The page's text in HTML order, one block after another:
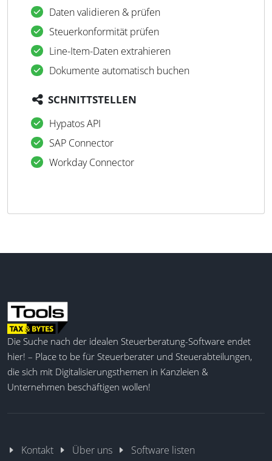
Daten validieren & prüfen
Steuerkonformität prüfen
Line-Item-Daten extrahieren
Dokumente automatisch buchen
SCHNITTSTELLEN
Hypatos API
SAP Connector
Workday Connector
Die Suche nach der idealen Steuerberatung-Software endet
hier! – Place to be für Steuerberater und Steuerabteilungen,
die sich mit Digitalisierungsthemen in Kanzleien &
Unternehmen beschäftigen wollen!
Kontakt Über uns Software listen